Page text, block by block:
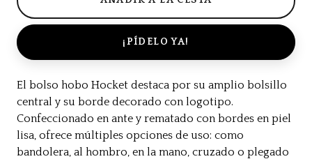
¡PÍDELO YA!
El bolso hobo Hocket destaca por su amplio bolsillo
central y su borde decorado con logotipo.
Confeccionado en ante y rematado con bordes en piel
lisa, ofrece múltiples opciones de uso: como
bandolera, al hombro, en la mano, cruzado o plegado